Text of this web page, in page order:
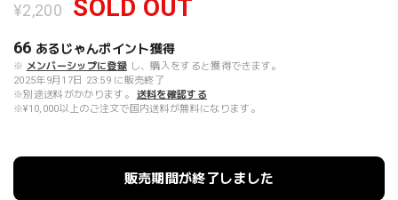
¥2,200 SOLD OUT
66 あるじゃんポイント獲得
※ メンバーシップに登録 し、購入をすると獲得できます。
2025年9月17日 23:59 に販売終了
※別途送料がかかります。
送料を確認する
※¥10,000以上のご注文で国内送料が無料になります。
販売期間が終了しました